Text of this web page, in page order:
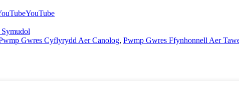
YouTube
Gwres Cyflyrydd Aer Canolog, Pwmp Gwres Ffynhonnell Aer